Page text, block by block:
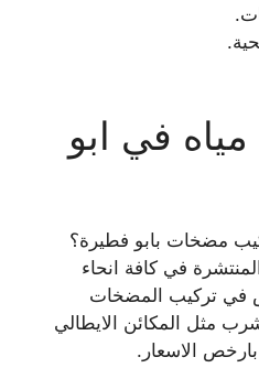
في ابو
مضخات بابو فطيرة؟
في كافة انحاء
في تركيب المضخات
مثل المكائن الايطالي
بارخص الاسعار.